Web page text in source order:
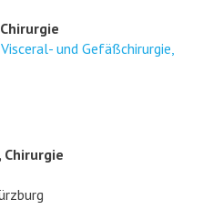
und Gefäßchirurgie,
Chirurgie